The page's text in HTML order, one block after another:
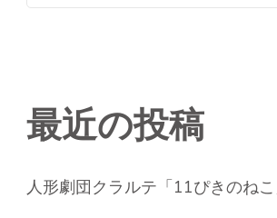
最近の投稿
人形劇団クラルテ「11ぴきのねこ